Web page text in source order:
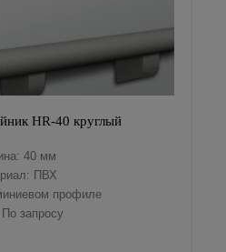
HR-40 круглый
40 мм
ПВХ
профиле
запросу